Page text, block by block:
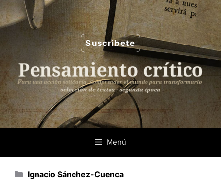
Saltar
al
contenido
Suscríbete
Menú
Categorías
Ignacio Sánchez-Cuenca